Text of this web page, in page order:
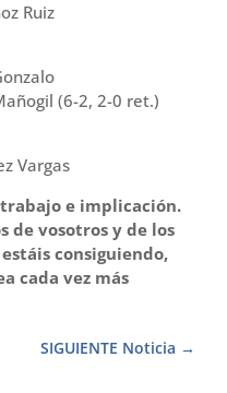
Ruiz
(6-2, 2-0 ret.)
Vargas
e implicación.
de vosotros y de los
consiguiendo,
cada vez más
SIGUIENTE Noticia